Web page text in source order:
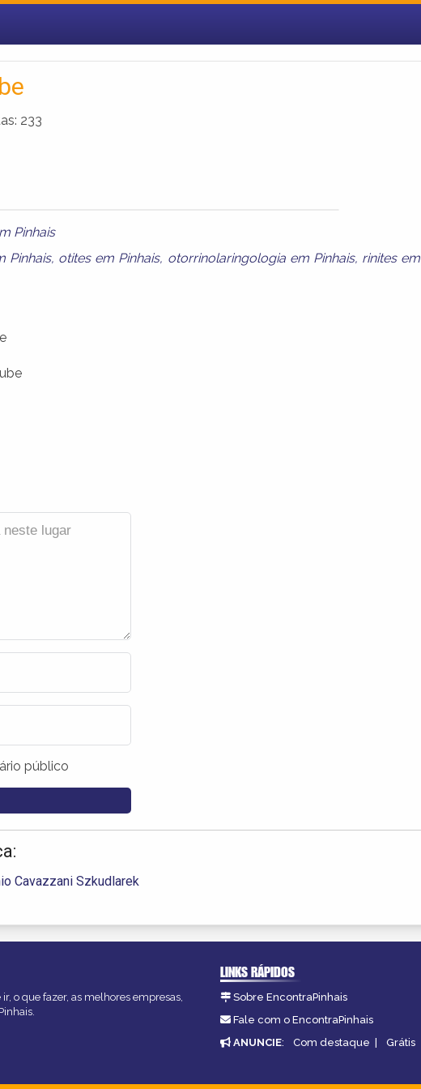
233
Pinhais
Pinhais, otites em Pinhais, otorrinolaringologia em Pinhais, rinites em
público
Cavazzani Szkudlarek
o que fazer, as melhores empresas,
LINKS RÁPIDOS
Sobre EncontraPinhais
Fale com o EncontraPinhais
ANUNCIE: Com destaque | Grátis